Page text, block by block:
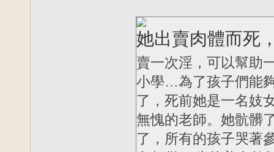
她出賣肉體而死
賣一次淫，可以幫助
小學…為了孩子們能
了，死前她是一名妓
無愧的老師。她骯髒
了，所有的孩子哭著